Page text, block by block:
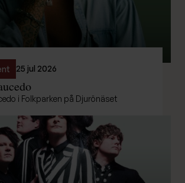
25 jul 2026
i Folkparken på Djurönäset